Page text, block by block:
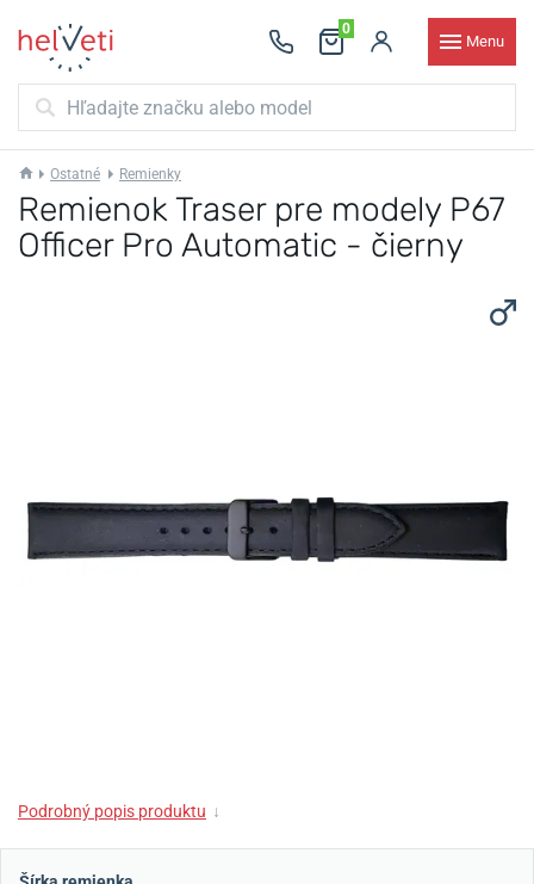
0
Menu
Ostatné Remienky
Remienok Traser pre modely P67
Officer Pro Automatic - čierny
Podrobný popis produktu ↓